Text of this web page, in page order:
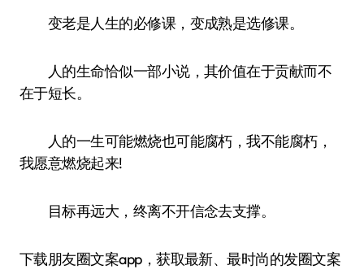
变老是人生的必修课，变成熟是选修课。
人的生命恰似一部小说，其价值在于贡献而不
在于短长。
人的一生可能燃烧也可能腐朽，我不能腐朽，
我愿意燃烧起来!
目标再远大，终离不开信念去支撑。
下载朋友圈文案app，获取最新、最时尚的发圈文案